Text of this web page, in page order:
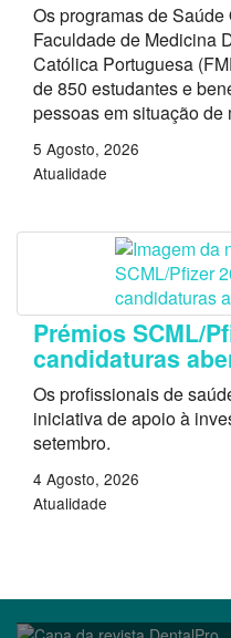
Os programas de
Faculdade de Medicina
Católica Portuguesa
de 850 estudantes e
pessoas em situação
5 Agosto, 2026
Atualidade
Prémios SCML/
candidaturas
Os profissionais de
iniciativa de apoio à
setembro.
4 Agosto, 2026
Atualidade